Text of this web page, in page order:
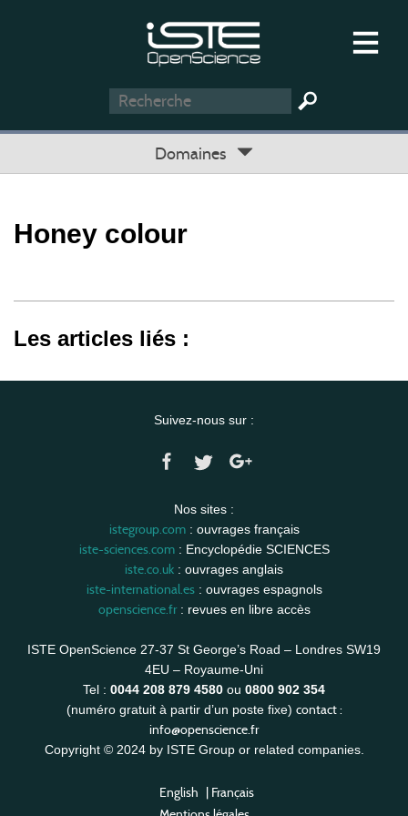
Domaines
Honey colour
Les articles liés :
Suivez-nous sur :
Nos sites :
istegroup.com: ouvrages français
iste-sciences.com: Encyclopédie SCIENCES
iste.co.uk : ouvrages anglais
iste-international.es: ouvrages espagnols
openscience.fr: revues en libre accès
ISTE OpenScience 27-37 St George’s Road – Londres SW19
4EU – Royaume-Uni
Tel : 0044 208 879 4580 ou 0800 902 354
(numéro gratuit à partir d’un poste fixe) contact :
info@openscience.fr
Copyright © 2024 by ISTE Group or related companies.
English | Français